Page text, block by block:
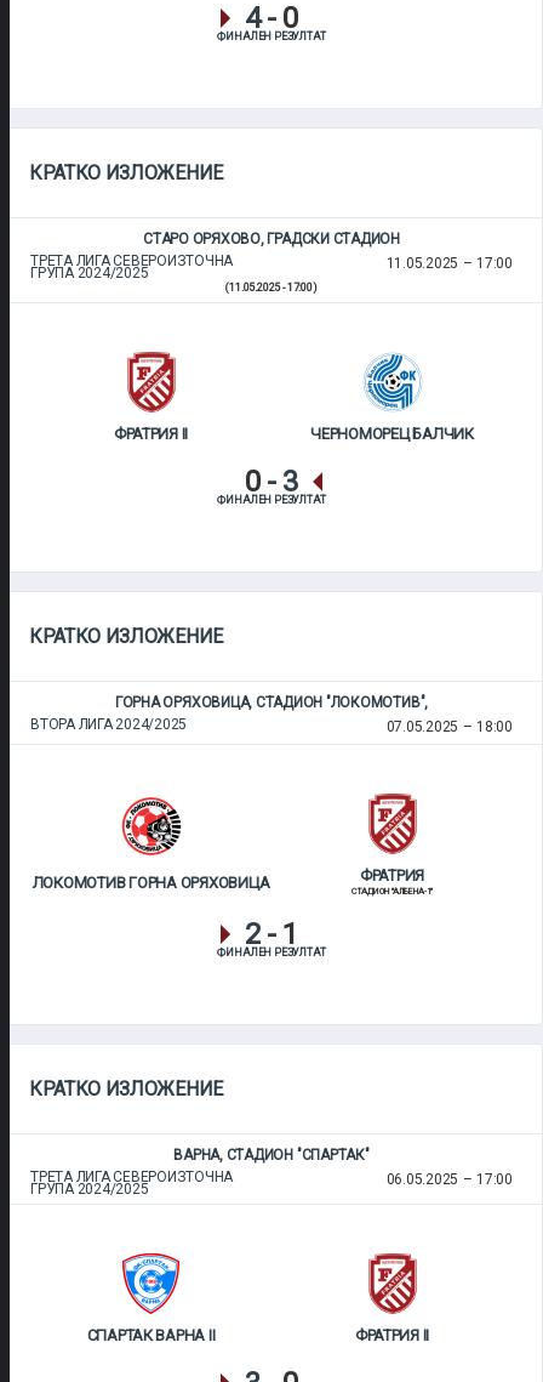
4- 0
ФИНАЛЕН РЕЗУЛТАТ
КРАТКО ИЗЛОЖЕНИЕ
ТРЕТА ЛИГА СЕВЕРОИЗТОЧНА
ГРУПА 2024/2025
СТАРО ОРЯХОВО, ГРАДСКИ СТАДИОН
11.05.2025
17:00
(11.05.2025 - 17:00)
ФРАТРИЯ II ЧЕРНОМОРЕЦ БАЛЧИК
0 - 3
ФИНАЛЕН РЕЗУЛТАТ
КРАТКО ИЗЛОЖЕНИЕ
ВТОРА ЛИГА 2024/2025
ГОРНА ОРЯХОВИЦА, СТАДИОН "ЛОКОМОТИВ",
07.05.2025
18:00
ЛОКОМОТИВ ГОРНА ОРЯХОВИЦА ФРАТРИЯ
СТАДИОН "АЛБЕНА-1"
2 - 1
ФИНАЛЕН РЕЗУЛТАТ
КРАТКО ИЗЛОЖЕНИЕ
ТРЕТА ЛИГА СЕВЕРОИЗТОЧНА
ГРУПА 2024/2025
ВАРНА, СТАДИОН "СПАРТАК"
06.05.2025
17:00
СПАРТАК ВАРНА II ФРАТРИЯ II